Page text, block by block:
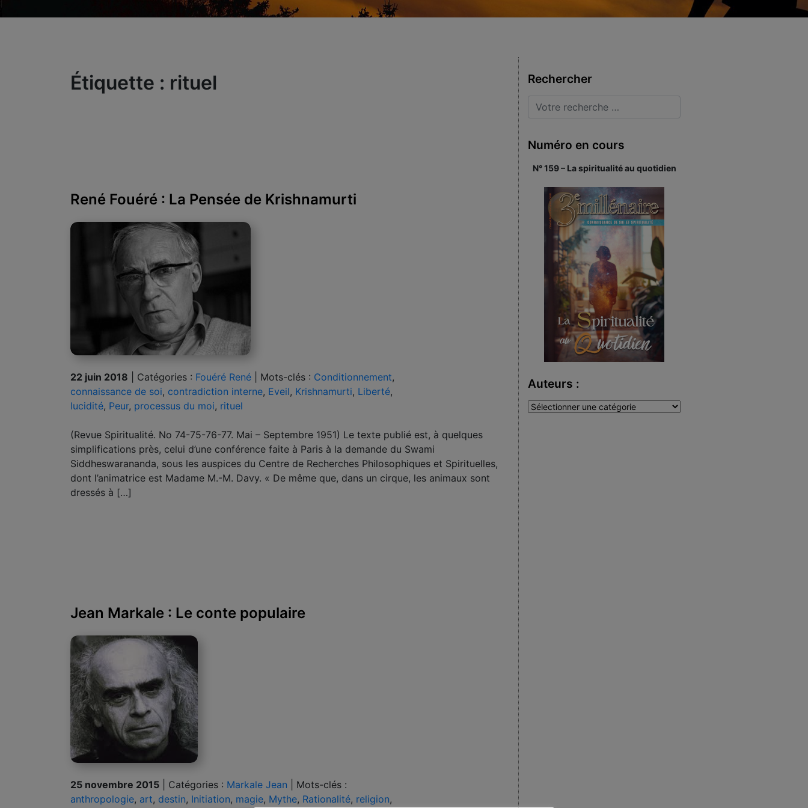
Étiquette : rituel
René Fouéré : La Pensée de Krishnamurti
22 juin 2018 Catégories : Fouéré René Mots-clés : Conditionnement,
connaissance de soi, contradiction interne, Eveil, Krishnamurti, Liberté,
lucidité, Peur, processus du moi, rituel
(Revue Spiritualité. No 74-75-76-77. Mai – Septembre 1951) Le texte publié est, à quelques
simplifications près, celui d’une conférence faite à Paris à la demande du Swami
Siddheswarananda, sous les auspices du Centre de Recherches Philosophiques et Spirituelles,
dont l’animatrice est Madame M.-M. Davy. « De même que, dans un cirque, les animaux sont
dressés à […]
Jean Markale : Le conte populaire
25 novembre 2015 Catégories : Markale Jean
Mots-clés :
anthropologie, art, destin, Initiation, magie, Mythe, Rationalité, religion,
Rechercher
Numéro en cours
N° 159 – La spiritualité au quotidien
Auteurs :
Auteurs